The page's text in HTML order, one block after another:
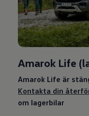
Amarok Life
Amarok Life är
Kontakta din
om lagerbilar